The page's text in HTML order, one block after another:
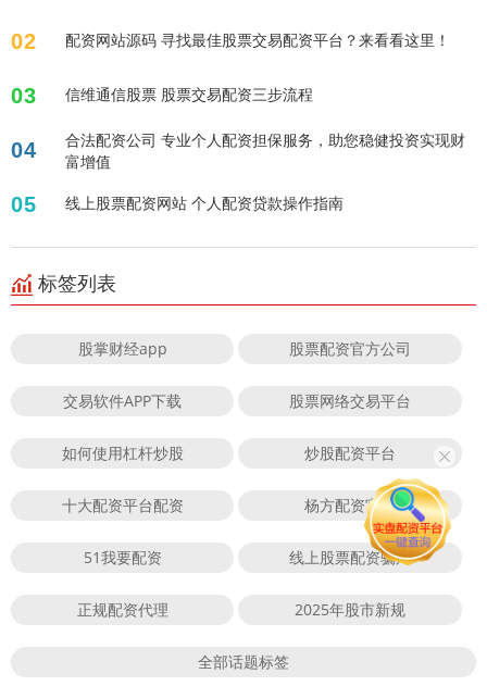
02 配资网站源码 寻找最佳股票交易配资平台？来看看这里！
03 信维通信股票 股票交易配资三步流程
04
合法配资公司 专业个人配资担保服务，助您稳健投资实现财
富增值
05 线上股票配资网站 个人配资贷款操作指南
标签列表
股掌财经app 股票配资官方公司
交易软件APP下载 股票网络交易平台
如何使用杠杆炒股 炒股配资平台
十大配资平台配资 杨方配资官网
51我要配资 线上股票配资骗局
正规配资代理 2025年股市新规
全部话题标签